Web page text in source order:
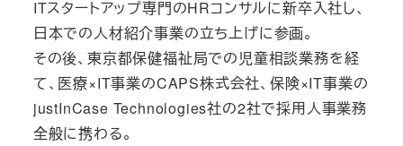
ITスタートアップ専門のHRコンサルに新卒入社し、
日本での人材紹介事業の立ち上げに参画。
その後、東京都保健福祉局での児童相談業務を経
て、医療×IT事業のCAPS株式会社、保険×IT事業の
justInCase Technologies社の2社で採用人事業務
全般に携わる。